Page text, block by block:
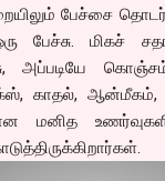
பேச்சை
பேச்சு. மிகச்
அப்படியே
காதல், ஆன்மீகம்,
மனித